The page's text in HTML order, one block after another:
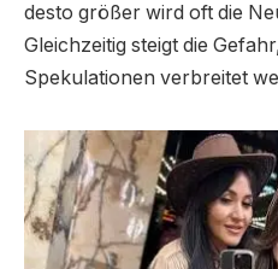
desto größer wird oft die
Gleichzeitig steigt die
Spekulationen verbreitet